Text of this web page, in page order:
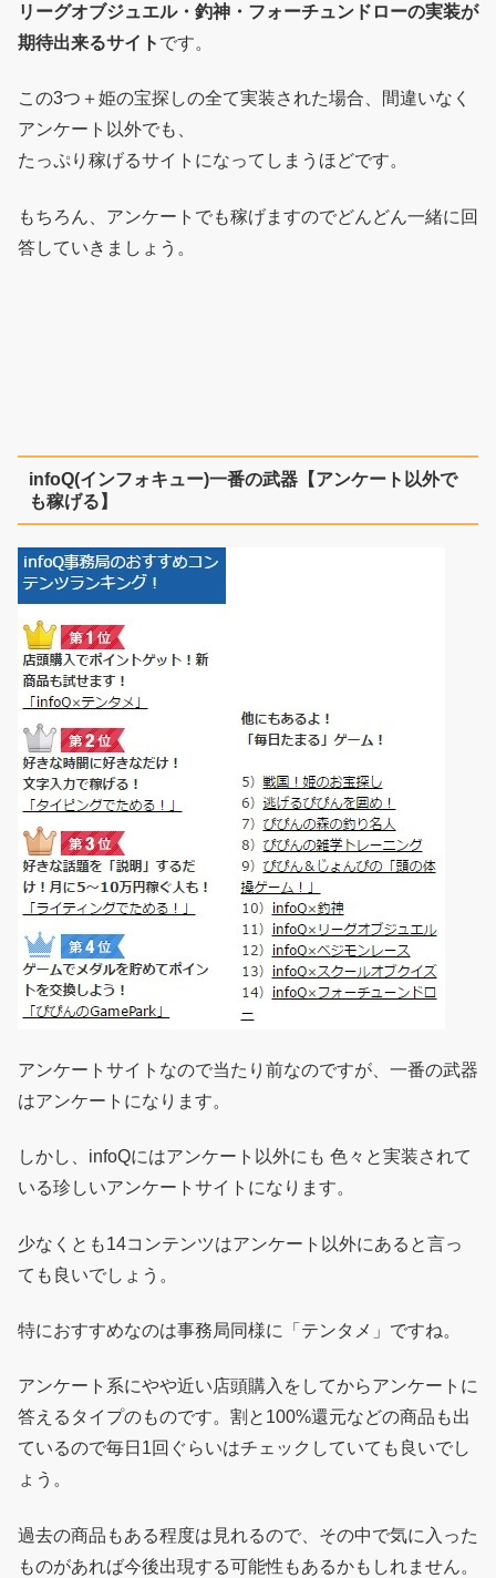
リーグオブジュエル・釣神・フォーチュンドローの実装が
期待出来るサイト です。
この3つ＋姫の宝探しの全て実装された場合、間違いなく
アンケート以外でも、
たっぷり稼げるサイトになってしまうほどです。
もちろん、アンケートでも稼げますのでどんどん一緒に回
答していきましょう。
infoQ(インフォキュー)一番の武器【アンケート以外で
も稼げる】
アンケートサイトなので当たり前なのですが、一番の武器
はアンケートになります。
しかし、infoQにはアンケート以外にも 色々と実装されて
いる珍しいアンケートサイトになります。
少なくとも14コンテンツはアンケート以外にあると言っ
ても良いでしょう。
特におすすめなのは事務局同様に「テンタメ」ですね。
アンケート系にやや近い店頭購入をしてからアンケートに
答えるタイプのものです。割と100%還元などの商品も出
ているので毎日1回ぐらいはチェックしていても良いでし
ょう。
過去の商品もある程度は見れるので、その中で気に入った
ものがあれば今後出現する可能性もあるかもしれません。